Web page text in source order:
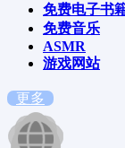
免费电子书
免费音乐
ASMR
游戏网站
更多